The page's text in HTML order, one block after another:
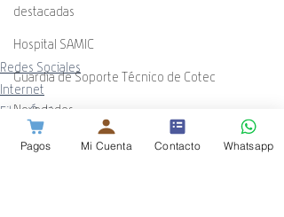
destacadas
Hospital SAMIC
Guardia de Soporte Técnico de Cotec
Novedades
Redes Sociales
Internet
Fibra Óptica
Pagos Mi Cuenta Contacto Whatsapp